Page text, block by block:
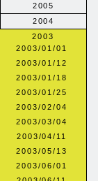
2005
2004
2003
2003/01/01
2003/01/12
2003/01/18
2003/01/25
2003/02/04
2003/03/04
2003/04/11
2003/05/13
2003/06/01